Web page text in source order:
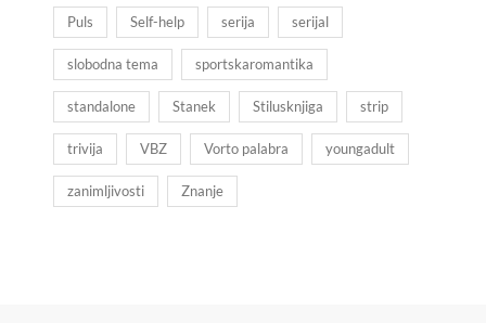
Puls Self-help serija serijal
slobodna tema sportskaromantika
standalone Stanek Stilusknjiga strip
trivija VBZ Vorto palabra youngadult
zanimljivosti Znanje